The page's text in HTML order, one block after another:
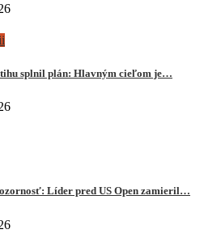
splnil plán: Hlavným cieľom je…
Líder pred US Open zamieril…